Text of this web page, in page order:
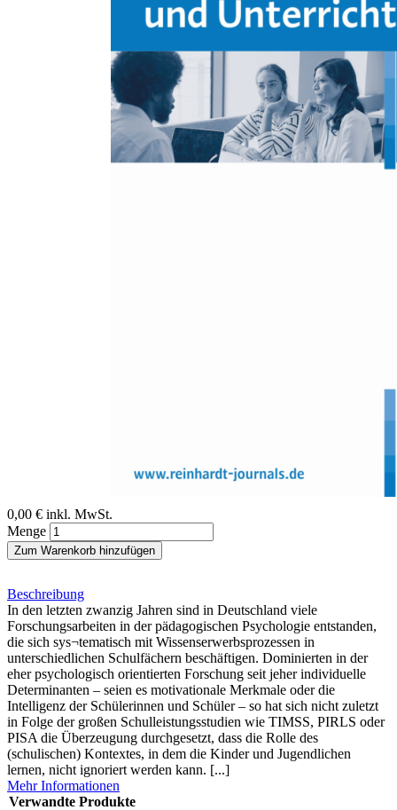
0,00 € inkl. MwSt.
Menge
Zum Warenkorb hinzufügen
Beschreibung
In den letzten zwanzig Jahren sind in Deutschland viele
Forschungsarbeiten in der pädagogischen Psychologie entstanden,
die sich sys¬tematisch mit Wissenserwerbsprozessen in
unterschiedlichen Schulfächern beschäftigen. Dominierten in der
eher psychologisch orientierten Forschung seit jeher individuelle
Determinanten – seien es motivationale Merkmale oder die
Intelligenz der Schülerinnen und Schüler – so hat sich nicht zuletzt
in Folge der großen Schulleistungsstudien wie TIMSS, PIRLS oder
PISA die Überzeugung durchgesetzt, dass die Rolle des
(schulischen) Kontextes, in dem die Kinder und Jugendlichen
lernen, nicht ignoriert werden kann. [...]
Mehr Informationen
Verwandte Produkte